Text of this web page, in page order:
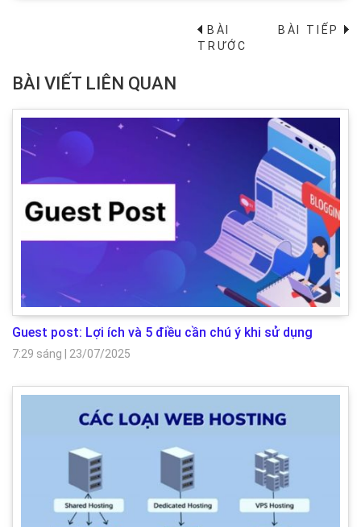
BÀI
TRƯỚC
BÀI TIẾP→
BÀI VIẾT LIÊN QUAN
Guest post: Lợi ích và 5 điều cần chú ý khi sử dụng
7:29 sáng 23/07/2025